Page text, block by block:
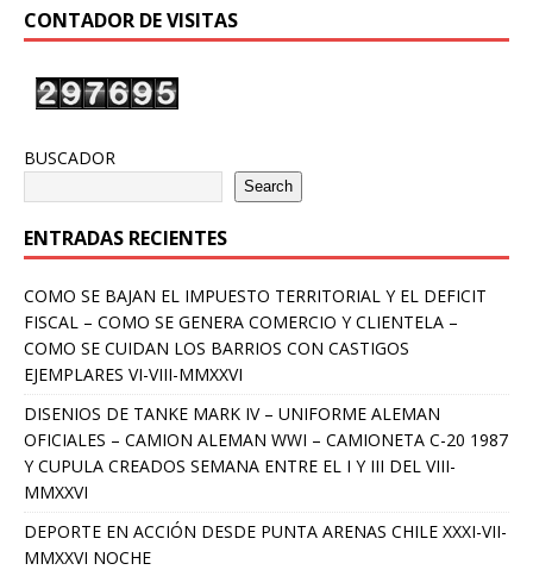
CONTADOR DE VISITAS
BUSCADOR
Search
ENTRADAS RECIENTES
COMO SE BAJAN EL IMPUESTO TERRITORIAL Y EL DEFICIT
FISCAL – COMO SE GENERA COMERCIO Y CLIENTELA –
COMO SE CUIDAN LOS BARRIOS CON CASTIGOS
EJEMPLARES VI-VIII-MMXXVI
DISENIOS DE TANKE MARK IV – UNIFORME ALEMAN
OFICIALES – CAMION ALEMAN WWI – CAMIONETA C-20 1987
Y CUPULA CREADOS SEMANA ENTRE EL I Y III DEL VIII-
MMXXVI
DEPORTE EN ACCIÓN DESDE PUNTA ARENAS CHILE XXXI-VII-
MMXXVI NOCHE